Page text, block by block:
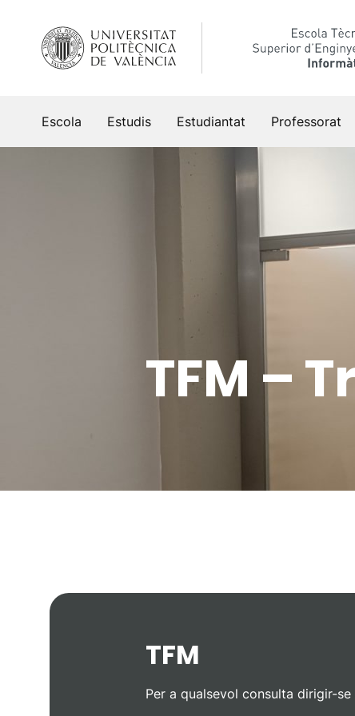
contingut
Escola Estudis Estudiantat Professorat
TFM –
TFM
Per a qualsevol consulta dirigir-se